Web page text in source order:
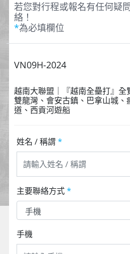
若您對行程或報名有任何疑
絡！
*為必填欄位
VN09H-2024
越南大聯盟｜『越南全壘打』全
雙龍灣、會安古鎮、巴拿山城、
道、西貢河遊船
姓名 / 稱謂 *
主要聯絡方式*
手機